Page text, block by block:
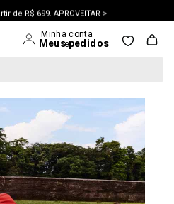
de R$ 699. APROVEITAR >
benefícios exclusivos. CONSULTAR >